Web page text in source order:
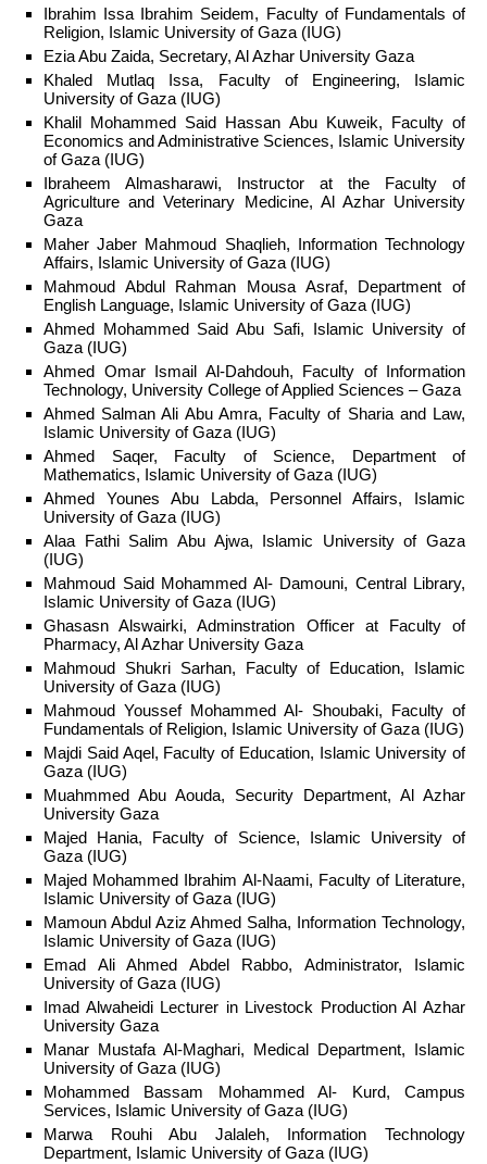
Ibrahim Issa Ibrahim Seidem, Faculty of Fundamentals of
Religion, Islamic University of Gaza (IUG)
Ezia Abu Zaida, Secretary, Al Azhar University Gaza
Khaled Mutlaq Issa, Faculty of Engineering, Islamic
University of Gaza (IUG)
Khalil Mohammed Said Hassan Abu Kuweik, Faculty of
Economics and Administrative Sciences, Islamic University
of Gaza (IUG)
Ibraheem Almasharawi, Instructor at the Faculty of
Agriculture and Veterinary Medicine, Al Azhar University
Gaza
Maher Jaber Mahmoud Shaqlieh, Information Technology
Affairs, Islamic University of Gaza (IUG)
Mahmoud Abdul Rahman Mousa Asraf, Department of
English Language, Islamic University of Gaza (IUG)
Ahmed Mohammed Said Abu Safi, Islamic University of
Gaza (IUG)
Ahmed Omar Ismail Al-Dahdouh, Faculty of Information
Technology, University College of Applied Sciences – Gaza
Ahmed Salman Ali Abu Amra, Faculty of Sharia and Law,
Islamic University of Gaza (IUG)
Ahmed Saqer, Faculty of Science, Department of
Mathematics, Islamic University of Gaza (IUG)
Ahmed Younes Abu Labda, Personnel Affairs, Islamic
University of Gaza (IUG)
Alaa Fathi Salim Abu Ajwa, Islamic University of Gaza
(IUG)
Mahmoud Said Mohammed Al- Damouni, Central Library,
Islamic University of Gaza (IUG)
Ghasasn Alswairki, Adminstration Officer at Faculty of
Pharmacy, Al Azhar University Gaza
Mahmoud Shukri Sarhan, Faculty of Education, Islamic
University of Gaza (IUG)
Mahmoud Youssef Mohammed Al- Shoubaki, Faculty of
Fundamentals of Religion, Islamic University of Gaza (IUG)
Majdi Said Aqel, Faculty of Education, Islamic University of
Gaza (IUG)
Muahmmed Abu Aouda, Security Department, Al Azhar
University Gaza
Majed Hania, Faculty of Science, Islamic University of
Gaza (IUG)
Majed Mohammed Ibrahim Al-Naami, Faculty of Literature,
Islamic University of Gaza (IUG)
Mamoun Abdul Aziz Ahmed Salha, Information Technology,
Islamic University of Gaza (IUG)
Emad Ali Ahmed Abdel Rabbo, Administrator, Islamic
University of Gaza (IUG)
Imad Alwaheidi Lecturer in Livestock Production Al Azhar
University Gaza
Manar Mustafa Al-Maghari, Medical Department, Islamic
University of Gaza (IUG)
Mohammed Bassam Mohammed Al- Kurd, Campus
Services, Islamic University of Gaza (IUG)
Marwa Rouhi Abu Jalaleh, Information Technology
Department, Islamic University of Gaza (IUG)